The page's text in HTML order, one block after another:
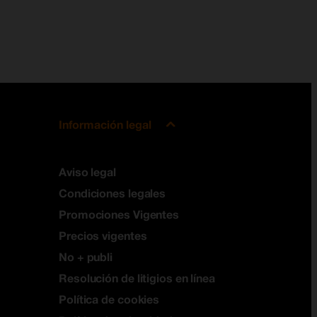
Información legal
Aviso legal
Condiciones legales
Promociones Vigentes
Precios vigentes
No + publi
Resolución de litigios en línea
Política de cookies